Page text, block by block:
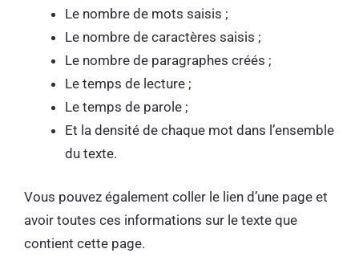
Le nombre de mots saisis ;
Le nombre de caractères saisis ;
Le nombre de paragraphes créés ;
Le temps de lecture ;
Le temps de parole ;
Et la densité de chaque mot dans l’ensemble
du texte.
Vous pouvez également coller le lien d’une page et
avoir toutes ces informations sur le texte que
contient cette page.